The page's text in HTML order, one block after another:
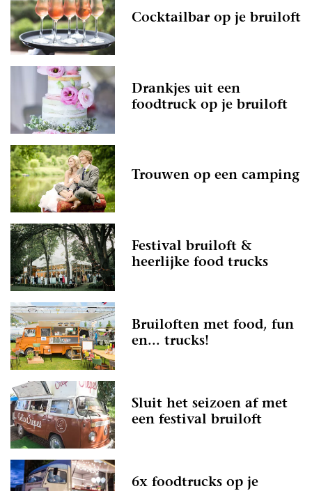
Cocktailbar op je bruiloft
Drankjes uit een
foodtruck op je bruiloft
Trouwen op een camping
Festival bruiloft &
heerlijke food trucks
Bruiloften met food, fun
en... trucks!
Sluit het seizoen af met
een festival bruiloft
6x foodtrucks op je